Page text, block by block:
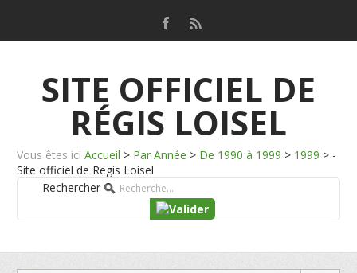
SITE OFFICIEL DE
RÉGIS LOISEL
Vous êtes ici Accueil > Par Année > De 1990 à 1999 > 1999 > -
Site officiel de Regis Loisel
Rechercher